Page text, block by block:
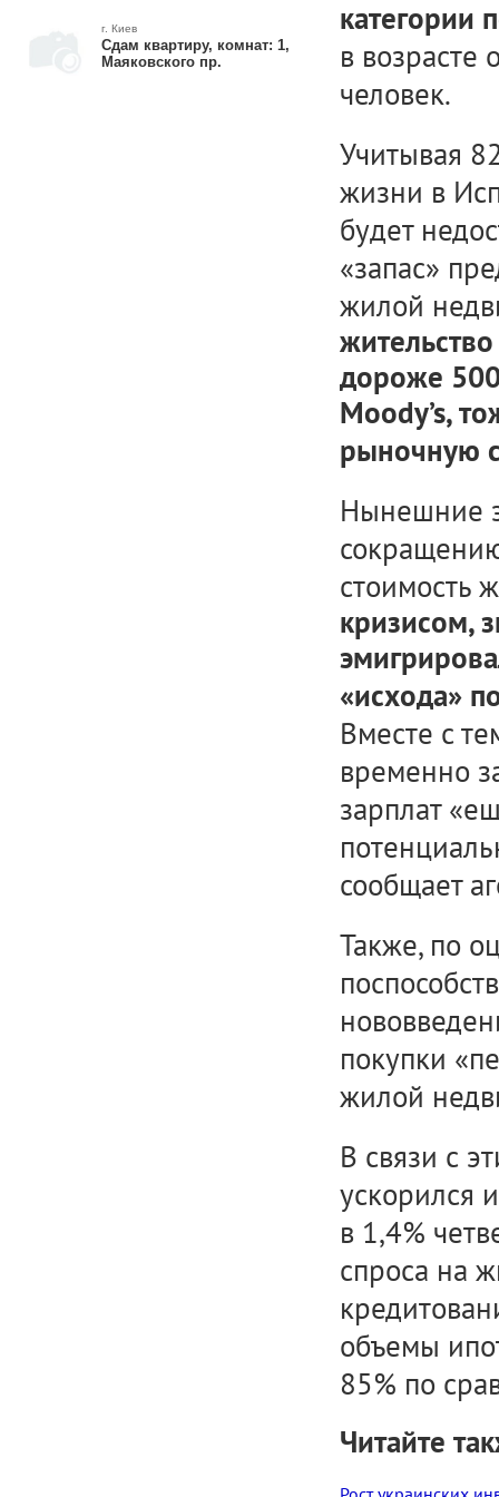
г. Киев
Сдам квартиру, комнат: 1,
Маяковского пр.
категории
в возрасте
человек.
Учитывая
жизни в
будет
«запас»
жилой
дороже
Moody’s,
рыночную
Нынешние
стоимость
кризисом,
«исхода»
Вместе с
временно
зарплат
сообщает
Также, по
покупки
жилой
В связи с
ускорился
в 1,4%
спроса на
объемы
85% по
Читайте